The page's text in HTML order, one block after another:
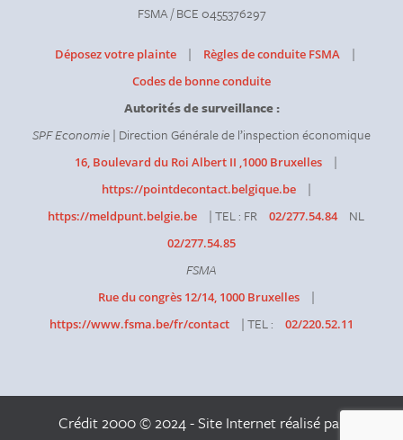
FSMA / BCE 0455376297
Déposez votre plainte | Règles de conduite FSMA |
Codes de bonne conduite
Autorités de surveillance :
SPF Economie| Direction Générale de l’inspection économique
16, Boulevard du Roi Albert II ,1000 Bruxelles |
https://pointdecontact.belgique.be |
https://meldpunt.belgie.be | TEL : FR 02/277.54.84 NL
02/277.54.85
FSMA
Rue du congrès 12/14, 1000 Bruxelles |
https://www.fsma.be/fr/contact | TEL : 02/220.52.11
Crédit 2000 © 2024 - Site Internet réalisé par